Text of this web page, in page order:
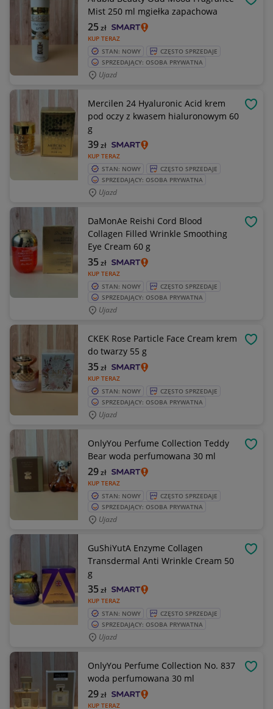
Mist 250 ml mgiełka zapachowa
KUP TERAZ
25zł
STAN: NOWY
CZĘSTO SPRZEDAJE
SPRZEDAJĄCY: OSOBA PRYWATNA
Ujazd
Mercilen 24 Hyaluronic Acid krem
pod oczy z kwasem hialuronowym 60
g
KUP TERAZ
39zł
STAN: NOWY
CZĘSTO SPRZEDAJE
SPRZEDAJĄCY: OSOBA PRYWATNA
Ujazd
DaMonAe Reishi Cord Blood
Collagen Filled Wrinkle Smoothing
Eye Cream 60 g
KUP TERAZ
35zł
STAN: NOWY
CZĘSTO SPRZEDAJE
SPRZEDAJĄCY: OSOBA PRYWATNA
Ujazd
CKEK Rose Particle Face Cream krem
do twarzy 55 g
KUP TERAZ
35zł
STAN: NOWY
CZĘSTO SPRZEDAJE
SPRZEDAJĄCY: OSOBA PRYWATNA
Ujazd
OnlyYou Perfume Collection Teddy
Bear woda perfumowana 30 ml
KUP TERAZ
29zł
STAN: NOWY
CZĘSTO SPRZEDAJE
SPRZEDAJĄCY: OSOBA PRYWATNA
Ujazd
GuShiYutA Enzyme Collagen
Transdermal Anti Wrinkle Cream 50
g
KUP TERAZ
35zł
STAN: NOWY
CZĘSTO SPRZEDAJE
SPRZEDAJĄCY: OSOBA PRYWATNA
Ujazd
OnlyYou Perfume Collection No. 837
woda perfumowana 30 ml
KUP TERAZ
29zł